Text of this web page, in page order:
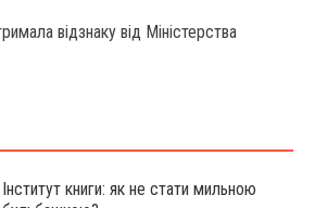
відзнаку від Міністерства
Інститут книги: як не стати мильною